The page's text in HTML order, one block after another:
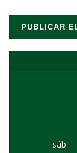
sáb